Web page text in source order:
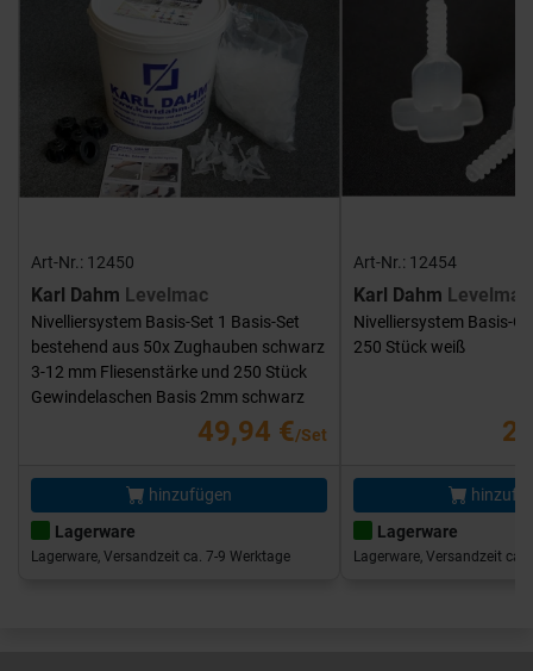
Art-Nr.: 12450
Karl Dahm Levelmac
Nivelliersystem Basis-Set 1 Basis-Set
bestehend aus 50x Zughauben schwarz
3-12 mm Fliesenstärke und 250 Stück
Gewindelaschen Basis 2mm schwarz
49,94 €/Set
hinzufügen
Lagerware
Lagerware, Versandzeit ca. 7-9 Werktage
Art-Nr.: 12454
Karl Dahm Levelmac
Nivelliersystem Basis-
250 Stück weiß
Lagerware
Lagerware, Versandzeit ca.